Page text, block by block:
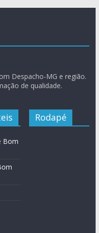
Despacho-MG e região.
de qualidade.
Bom
Rodapé